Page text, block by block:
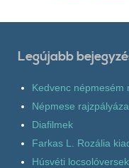
Legújabb
Kedvenc népmesém
Népmese
Diafilmek
Farkas L. Rozália
Húsvéti locsolóversek